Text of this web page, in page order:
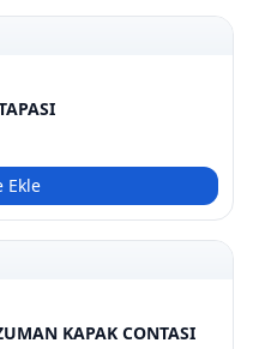
Ekle
KAPAK CONTASI